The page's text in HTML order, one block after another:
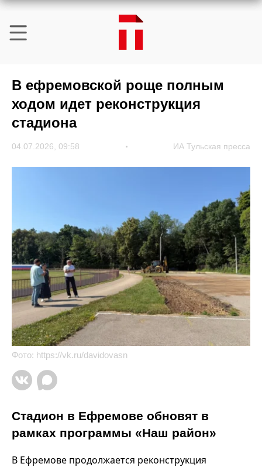
В ефремовской роще полным
ходом идет реконструкция
стадиона
04.07.2026, 09:58 ИА Тульская пресса
Фото: https://vk.ru/davidovasn
Стадион в Ефремове обновят в
рамках программы «Наш район»
В Ефремове продолжается реконструкция